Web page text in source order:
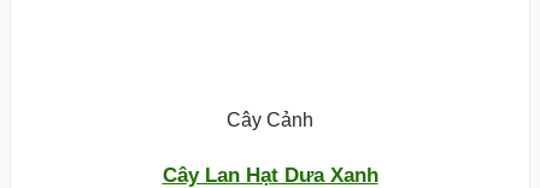
Cây Cảnh
Cây Lan Hạt Dưa Xanh